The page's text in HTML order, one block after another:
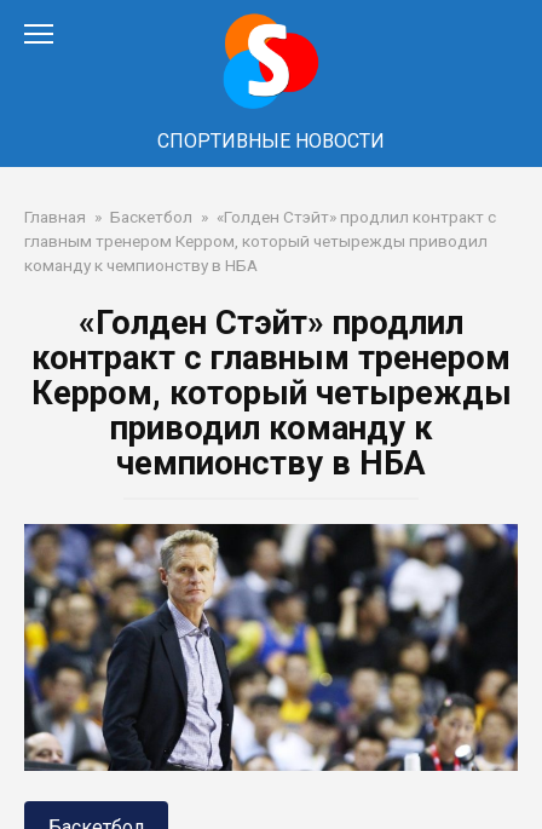
СПОРТИВНЫЕ НОВОСТИ
Главная » Баскетбол » «Голден Стэйт» продлил контракт с
главным тренером Керром, который четырежды приводил
команду к чемпионству в НБА
«Голден Стэйт» продлил
контракт с главным тренером
Керром, который четырежды
приводил команду к
чемпионству в НБА